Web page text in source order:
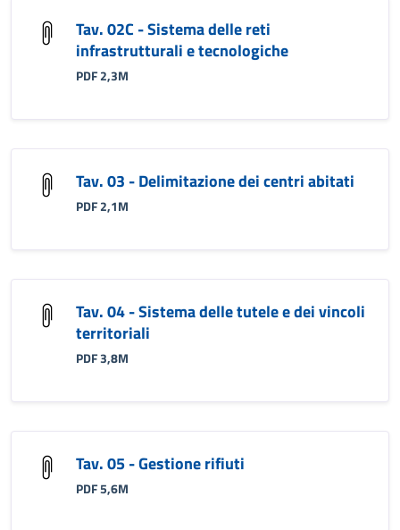
Tav. 02C - Sistema delle reti
infrastrutturali e tecnologiche
PDF 2,3M
Tav. 03 - Delimitazione dei centri abitati
PDF 2,1M
Tav. 04 - Sistema delle tutele e dei vincoli
territoriali
PDF 3,8M
Tav. 05 - Gestione rifiuti
PDF 5,6M